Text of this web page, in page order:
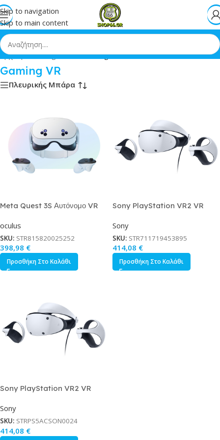
Skip to navigation
Skip to main content
Αρχική»Gaming Zone»Gaming VR
Gaming VR
Πλευρικής Μπάρα
Meta Quest 3S Αυτόνομο VR
Υπολογιστή με Χειριστήριο
oculus
SKU: STR815820025252
398,98 €
Προσθήκη Στο Καλάθι
Sony PlayStation VR2 VR
Χειριστήριο Standalone
Sony
SKU: STR711719453895
414,08 €
Προσθήκη Στο Καλάθι
Sony PlayStation VR2 VR
Χειριστήριο Standalone
Sony
SKU: STRPS5ACSON0024
414,08 €